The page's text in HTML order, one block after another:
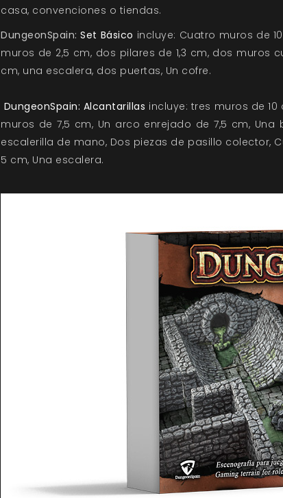
casa, convenciones o tiendas.
DungeonSpain: Set Básico incluye: Cuatro muros de
muros de 2,5 cm, dos pilares de 1,3 cm, dos muros
cm, una escalera, dos puertas, Un cofre.
DungeonSpain: Alcantarillas incluye: tres muros de 10
muros de 7,5 cm, Un arco enrejado de 7,5 cm,
escalerilla de mano, Dos piezas de pasillo colector,
5 cm, Una escalera.